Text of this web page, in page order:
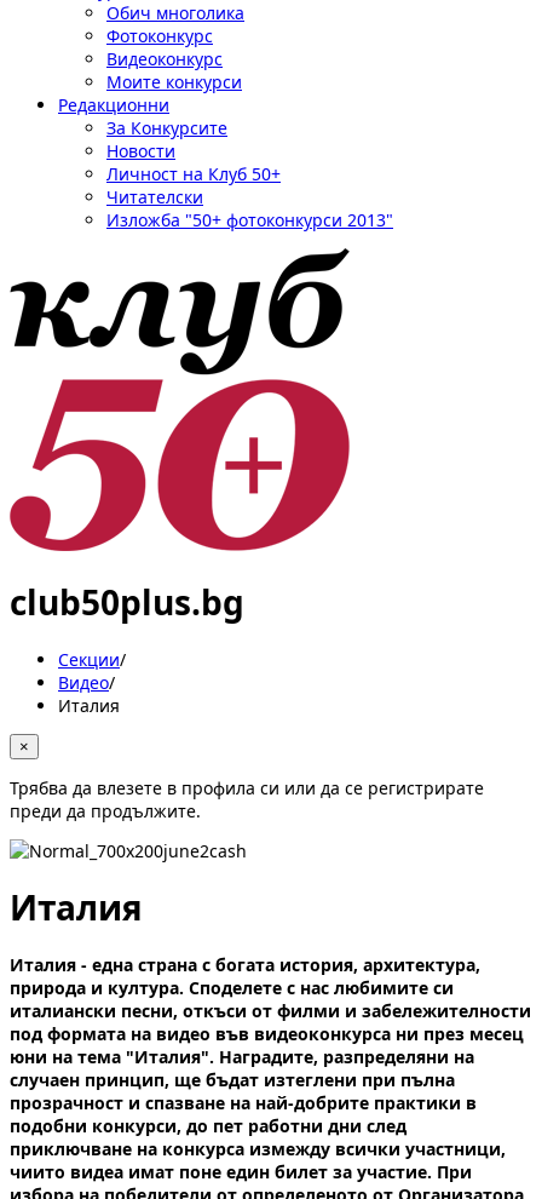
Обич многолика
Фотоконкурс
Видеоконкурс
Моите конкурси
Редакционни
За Конкурсите
Новости
Личност на Клуб 50+
Читателски
Изложба "50+ фотоконкурси 2013"
club50plus.bg
Секции/
Видеo/
Италия
×
Трябва да влезете в профила си или да се регистрирате
преди да продължите.
Италия
Италия - една страна с богата история, архитектура,
природа и култура. Споделете с нас любимите си
италиански песни, откъси от филми и забележителности
под формата на видео във видеоконкурса ни през месец
юни на тема "Италия". Наградите, разпределяни на
случаен принцип, ще бъдат изтеглени при пълна
прозрачност и спазване на най-добрите практики в
подобни конкурси, до пет работни дни след
приключване на конкурса измежду всички участници,
чиито видеа имат поне един билет за участие. При